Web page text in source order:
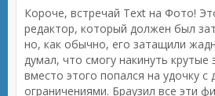
Короче, встречай Text на Фото!
редактор, который должен был
но, как обычно, его затащили
думал, что смогу накинуть
вместо этого попался на удочку с
ограничениями. Браузил все эти